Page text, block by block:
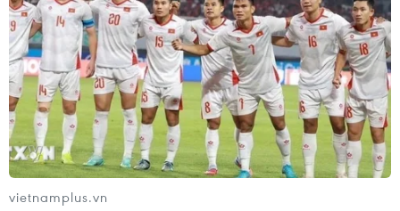
Sáng 30 Tết, Việt Nam có tổng cộng 1.215
ca mắc COVID-19
10/02/2021 23:26
Tính đến 6 giờ ngày 11/2, Việt Nam ghi nhận tổng cộng
1.215 ca mắc COVID-19 do lây nhiễm trong nước. Số ca
mắc mới tính từ ngày 27/1 đến nay là 522 ca.
vietnamplus.vn